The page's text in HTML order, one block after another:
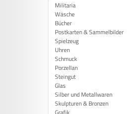
Militaria
Wäsche
Bücher
Postkarten & Sammelbilder
Spielzeug
Uhren
Schmuck
Porzellan
Steingut
Glas
Silber und Metallwaren
Skulpturen & Bronzen